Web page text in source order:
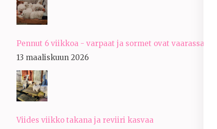
Pennut 6 viikkoa - varpaat ja sormet ovat vaarassa
13 maaliskuun 2026
Viides viikko takana ja reviiri kasvaa